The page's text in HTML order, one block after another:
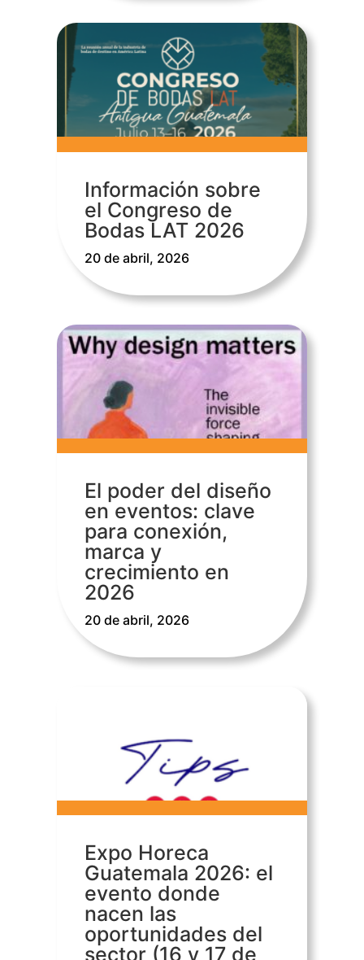
Información sobre
el Congreso de
Bodas LAT 2026
20 de abril, 2026
El poder del diseño
en eventos: clave
para conexión,
marca y
crecimiento en
2026
20 de abril, 2026
Expo Horeca
Guatemala 2026: el
evento donde
nacen las
oportunidades del
sector (16 y 17 de